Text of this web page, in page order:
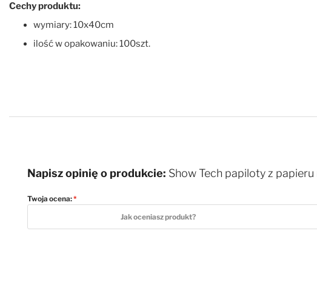
Cechy produktu:
wymiary: 10x40cm
ilość w opakowaniu: 100szt.
Napisz opinię o produkcie: Show Tech papiloty z
Twoja ocena:
Jak oceniasz produkt?
5 stars